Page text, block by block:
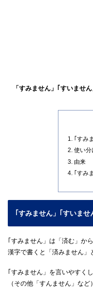
「すみません」｢すいませ
｢すみ
使い分
由来
｢すみ
｢すみません」｢すいませ
｢すみません」は「済む」か
漢字で書くと「済みません」
｢すみません」を言いやすく
（その他「すんません」など）